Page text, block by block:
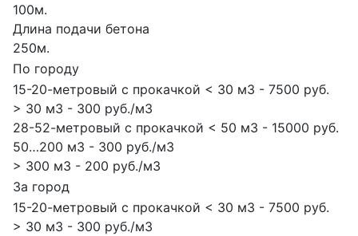
100м.
Длина подачи бетона
250м.
По городу
15-20-метровый с прокачкой < 30 м3 - 7500 руб.
> 30 м3 - 300 руб./м3
28-52-метровый с прокачкой < 50 м3 - 15000 руб.
50…200 м3 - 300 руб./м3
> 300 м3 - 200 руб./м3
За город
15-20-метровый с прокачкой < 30 м3 - 7500 руб.
> 30 м3 - 300 руб./м3